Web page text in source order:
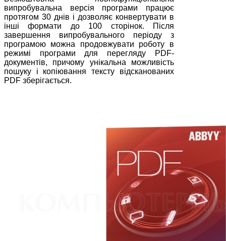
випробувальна версія програми працює
протягом 30 днів і дозволяє конвертувати в
інші формати до 100 сторінок. Після
завершення випробувального періоду з
програмою можна продовжувати роботу в
режимі програми для перегляду PDF-
документів, причому унікальна можливість
пошуку і копіювання тексту відсканованих
PDF зберігається.